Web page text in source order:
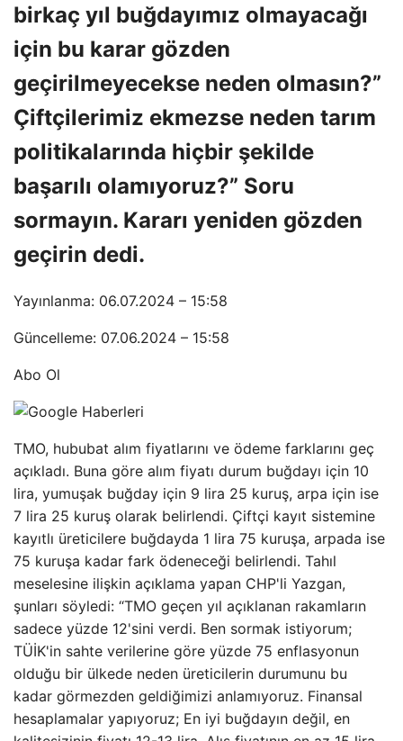
birkaç yıl buğdayımız olmayacağı
için bu karar gözden
geçirilmeyecekse neden olmasın?”
Çiftçilerimiz ekmezse neden tarım
politikalarında hiçbir şekilde
başarılı olamıyoruz?” Soru
sormayın. Kararı yeniden gözden
geçirin dedi.
Yayınlanma: 06.07.2024 – 15:58
Güncelleme: 07.06.2024 – 15:58
Abo Ol
TMO, hububat alım fiyatlarını ve ödeme farklarını geç
açıkladı. Buna göre alım fiyatı durum buğdayı için 10
lira, yumuşak buğday için 9 lira 25 kuruş, arpa için ise
7 lira 25 kuruş olarak belirlendi. Çiftçi kayıt sistemine
kayıtlı üreticilere buğdayda 1 lira 75 kuruşa, arpada ise
75 kuruşa kadar fark ödeneceği belirlendi. Tahıl
meselesine ilişkin açıklama yapan CHP'li Yazgan,
şunları söyledi: “TMO geçen yıl açıklanan rakamların
sadece yüzde 12'sini verdi. Ben sormak istiyorum;
TÜİK'in sahte verilerine göre yüzde 75 enflasyonun
olduğu bir ülkede neden üreticilerin durumunu bu
kadar görmezden geldiğimizi anlamıyoruz. Finansal
hesaplamalar yapıyoruz; En iyi buğdayın değil, en